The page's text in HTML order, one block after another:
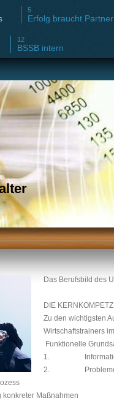
Erfolg braucht Partner
BSSB intern
Das Berufsbild des
DIE
Zu den wichtigsten
Wirtschaftstrainersim
Funktionelle
1.
2.
konkreter Maßnahmen